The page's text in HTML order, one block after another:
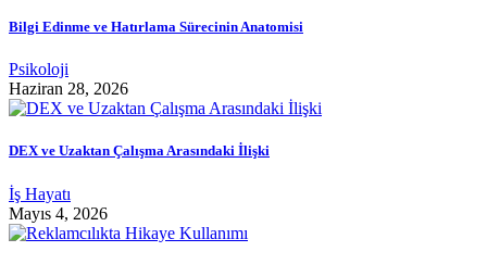
Bilgi Edinme ve Hatırlama Sürecinin Anatomisi
Psikoloji
Haziran 28, 2026
DEX ve Uzaktan Çalışma Arasındaki İlişki
İş Hayatı
Mayıs 4, 2026